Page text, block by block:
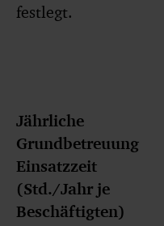
festlegt.
Jährliche
Grundbetreuung
Einsatzzeit
(Std./Jahr je
Beschäftigten)